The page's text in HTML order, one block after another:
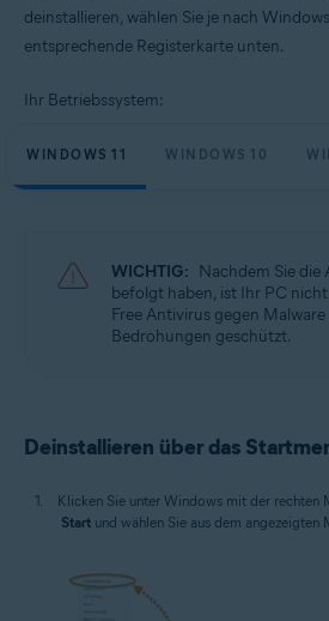
deinstallieren, wählen Sie je nach
entsprechende Registerkarte unten.
Ihr Betriebssystem:
WINDOWS 11 WINDOWS 10
WICHTIG: Nachdem Sie die
befolgt haben, ist Ihr PC
Free Antivirus gegen
Bedrohungen geschützt.
Deinstallieren über das
Klicken Sie unter Windows mit der rechten
Start und wählen Sie aus dem angezeigten